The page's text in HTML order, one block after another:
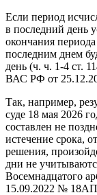
Если период
в последний день
окончания
последним днем
день (ч. ч. 1-4 ст.
ВАС РФ от
Так, например,
суде 18 мая 2026
составлен не
истечение срока,
решения,
дни не
Восемнадцатого
15.09.2022 №